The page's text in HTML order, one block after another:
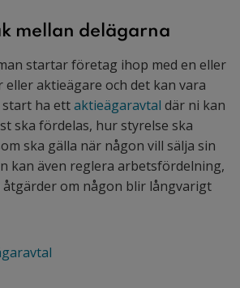
mellan delägarna
startar företag ihop med en eller
aktieägare och det kan vara
ha ettaktieägaravtal där ni kan
ska fördelas, hur styrelse ska
ska gälla när någon vill sälja sin
kan även reglera arbetsfördelning,
om någon blir långvarigt